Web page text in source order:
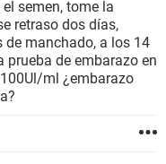
semen, tome la
retraso dos días,
manchado, a los 14
de embarazo en
ml ¿embarazo